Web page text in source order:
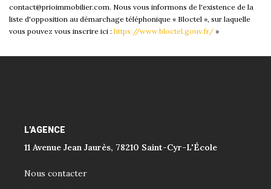
contact@prioimmobilier.com. Nous vous informons de l'existence de la
liste d'opposition au démarchage téléphonique « Bloctel », sur laquelle
vous pouvez vous inscrire ici : https://www.bloctel.gouv.fr/ »
L'AGENCE
11 Avenue Jean Jaurès, 78210 Saint-Cyr-L'École
Nous contacter